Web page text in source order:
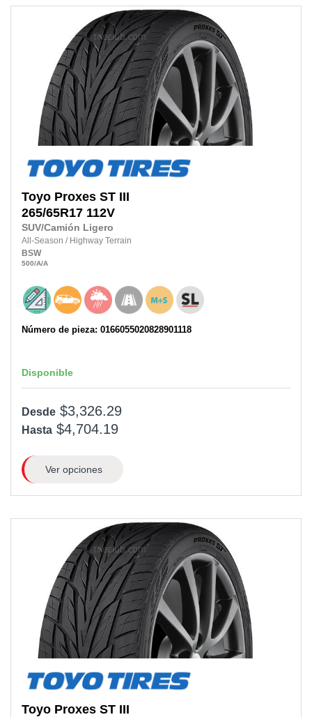
Toyo Proxes ST III
265/65R17 112V
SUV/Camión Ligero
All-Season / Highway Terrain
BSW
500/A/A
Número de pieza: 0166055020828901118
Disponible
Desde $3,326.29
Hasta $4,704.19
Ver opciones
Toyo Proxes ST III